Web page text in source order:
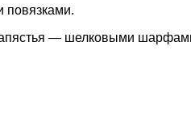
повязками.
запястья — шелковыми